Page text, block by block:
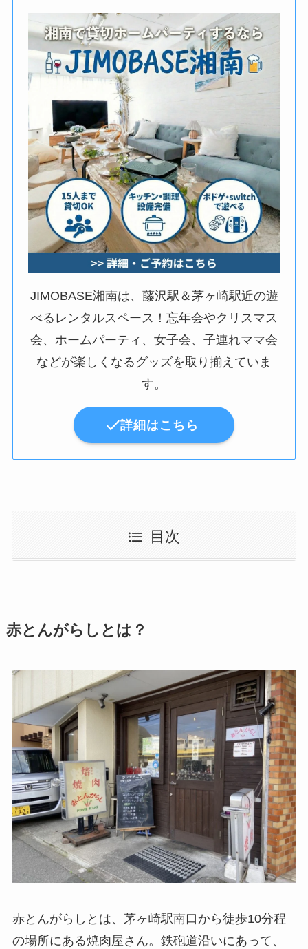
JIMOBASE湘南は、藤沢駅＆茅ヶ崎駅近の遊
べるレンタルスペース！忘年会やクリスマス
会、ホームパーティ、女子会、子連れママ会
などが楽しくなるグッズを取り揃えていま
す。
詳細はこちら
目次
赤とんがらしとは？
赤とんがらしとは、茅ヶ崎駅南口から徒歩10分程
の場所にある焼肉屋さん。鉄砲道沿いにあって、